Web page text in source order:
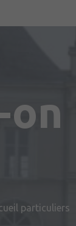
particuliers